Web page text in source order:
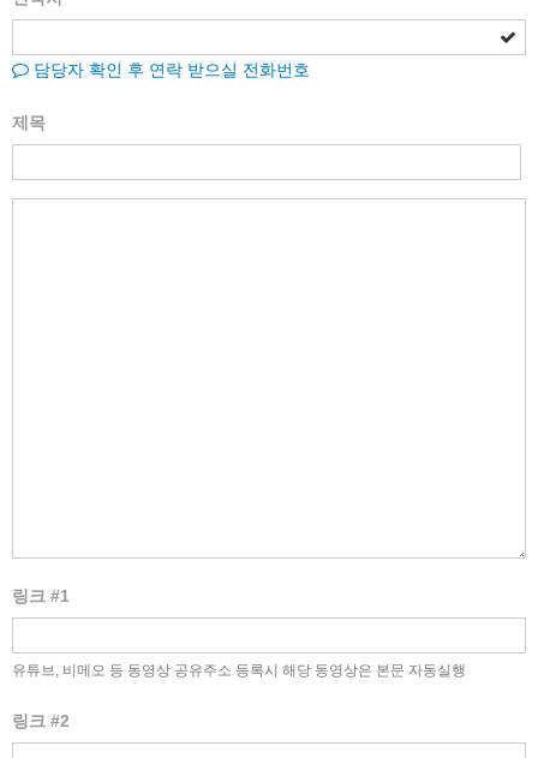
담당자 확인 후 연락 받으실 전화번호
제목
링크 #1
유튜브, 비메오 등 동영상 공유주소 등록시 해당 동영상은 본문 자동실행
링크 #2